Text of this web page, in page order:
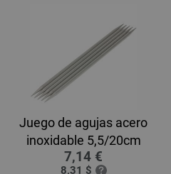
Juego de agujas acero
inoxidable 5,5/20cm
7,14 €
8,31 $